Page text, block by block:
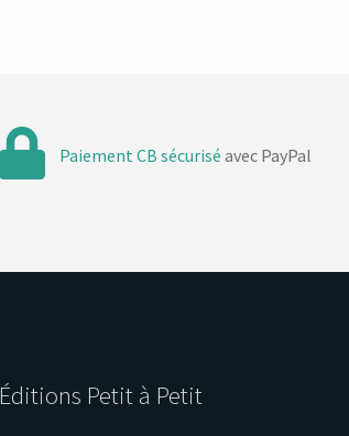
Paiement CB sécurisé avec PayPal
Éditions Petit à Petit